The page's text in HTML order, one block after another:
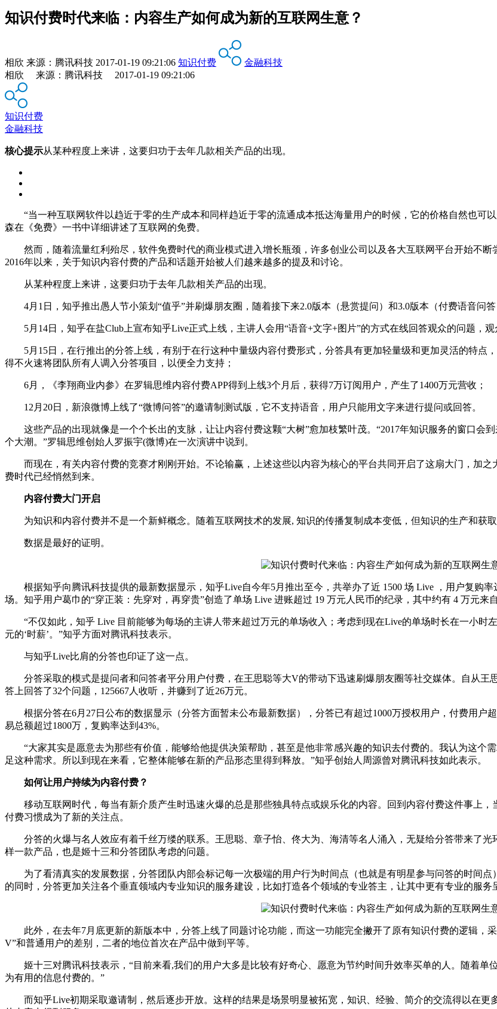
知识付费时代来临：内容生产如何成为新的互联网生意？
相欣 来源： 腾讯科技 2017-01-19 09:21:06 知识付费
金融科技
相欣 来源：腾讯科技 2017-01-19 09:21:06
知识付费
金融科技
核心提示从某种程度上来讲，这要归功于去年几款相关产品的出现。
“当一种互联网软件以趋近于零的生产成本和同样趋近于零的流通成本抵达海量用户的时候，它的价格自然也可
森在《免费》一书中详细讲述了互联网的免费。
然而，随着流量红利殆尽，软件免费时代的商业模式进入增长瓶颈，许多创业公司以及各大互联网平台开始不断
2016年以来，关于知识内容付费的产品和话题开始被人们越来越多的提及和讨论。
从某种程度上来讲，这要归功于去年几款相关产品的出现。
4月1日，知乎推出愚人节小策划“值乎”并刷爆朋友圈，随着接下来2.0版本（悬赏提问）和3.0版本（付费语音问
5月14日，知乎在盐Club上宣布知乎Live正式上线，主讲人会用“语音+文字+图片”的方式在线回答观众的问题，观
5月15日，在行推出的分答上线，有别于在行这种中量级内容付费形式，分答具有更加轻量级和更加灵活的特点
得不火速将团队所有人调入分答项目，以便全力支持；
6月，《李翔商业内参》在罗辑思维内容付费APP得到上线3个月后，获得7万订阅用户，产生了1400万元营收；
12月20日，新浪微博上线了“微博问答”的邀请制测试版，它不支持语音，用户只能用文字来进行提问或回答。
这些产品的出现就像是一个个长出的支脉，让让内容付费这颗“大树”愈加枝繁叶茂。“2017年知识服务的窗口会
个大潮。”罗辑思维创始人罗振宇(微博)在一次演讲中说到。
而现在，有关内容付费的竞赛才刚刚开始。不论输赢，上述这些以内容为核心的平台共同开启了这扇大门，加之
费时代已经悄然到来。
内容付费大门开启
为知识和内容付费并不是一个新鲜概念。随着互联网技术的发展, 知识的传播复制成本变低，但知识的生产和获取
数据是最好的证明。
根据知乎向腾讯科技提供的最新数据显示，知乎Live自今年5月推出至今，共举办了近 1500 场 Live ，用户复购率
场。知乎用户葛巾的“穿正装：先穿对，再穿贵”创造了单场 Live 进账超过 19 万元人民币的纪录，其中约有 4 万元来
“不仅如此，知乎 Live 目前能够为每场的主讲人带来超过万元的单场收入；考虑到现在Live的单场时长在一小时
元的‘时薪’。”知乎方面对腾讯科技表示。
与知乎Live比肩的分答也印证了这一点。
分答采取的模式是提问者和问答者平分用户付费，在王思聪等大V的带动下迅速刷爆朋友圈等社交媒体。自从王
答上回答了32个问题，125667人收听，并赚到了近26万元。
根据分答在6月27日公布的数据显示（分答方面暂未公布最新数据），分答已有超过1000万授权用户，付费用户
易总额超过1800万，复购率达到43%。
“大家其实是愿意去为那些有价值，能够给他提供决策帮助，甚至是他非常感兴趣的知识去付费的。我认为这个
足这种需求。所以到现在来看，它整体能够在新的产品形态里得到释放。”知乎创始人周源曾对腾讯科技如此表示。
如何让用户持续为内容付费？
移动互联网时代，每当有新介质产生时迅速火爆的总是那些独具特点或娱乐化的内容。回到内容付费这件事上，
付费习惯成为了新的关注点。
分答的火爆与名人效应有着千丝万缕的联系。王思聪、章子怡、佟大为、海清等名人涌入，无疑给分答带来了光
样一款产品，也是姬十三和分答团队考虑的问题。
为了看清真实的发展数据，分答团队内部会标记每一次极端的用户行为时间点（也就是有明星参与问答的时间点
的同时，分答更加关注各个垂直领域内专业知识的服务建设，比如打造各个领域的专业答主，让其中更有专业的服务
此外，在去年7月底更新的新版本中，分答上线了同题讨论功能，而这一功能完全撇开了原有知识付费的逻辑，
V”和普通用户的差别，二者的地位首次在产品中做到平等。
姬十三对腾讯科技表示，“目前来看,我们的用户大多是比较有好奇心、愿意为节约时间升效率买单的人。随着单
为有用的信息付费的。”
而知乎Live初期采取邀请制，然后逐步开放。这样的结果是场景明显被拓宽，知识、经验、简介的交流得以在更